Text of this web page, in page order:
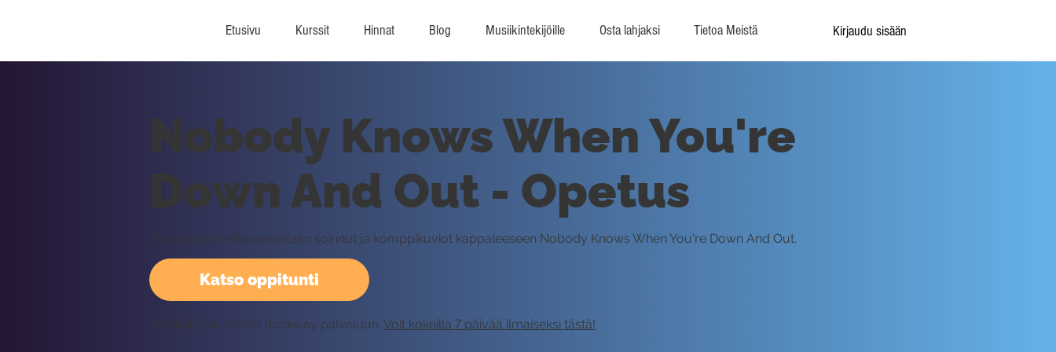
Etusivu Kurssit Hinnat Blog Musiikintekijöille Osta lahjaksi Tietoa Meistä Kirjaudu sisään
Katso oppitunti
Nobody Knows When You're
Down And Out - Opetus
Tällä oppitunnilla opetellaan soinnut ja komppikuviot kappaleeseen Nobody Knows When You're Down And Out.
Vaatii kirjautumisen Rockway palveluun. Voit kokeilla 7 päivää ilmaiseksi tästä!